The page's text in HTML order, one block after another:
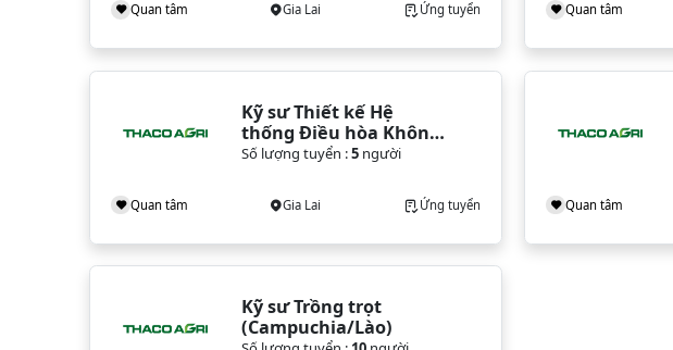
Quan tâm Gia Lai Ứng tuyển Quan tâm
Kỹ sư Thiết kế Hệ
thống Điều hòa Không
khí (Gia Lai)
Số lượng tuyển :5người
Quan tâm Gia Lai Ứng tuyển Quan tâm
Kỹ sư Trồng trọt
(Campuchia/Lào)